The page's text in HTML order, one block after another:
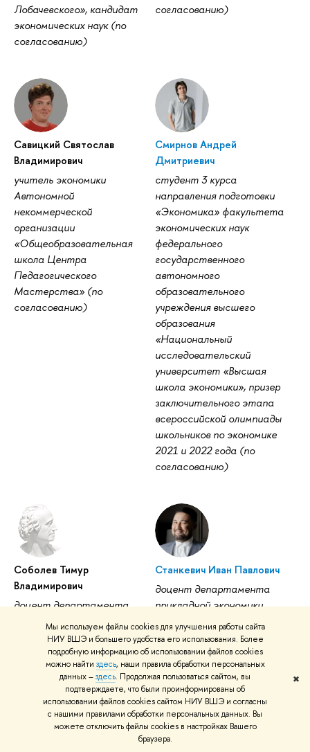
Мы используем файлы cookies для улучшения работы сайта
НИУ ВШЭ и большего удобства его использования. Более
подробную информацию об использовании файлов cookies
можно найти здесь, наши правила обработки персональных
данных –здесь. Продолжая пользоваться сайтом, вы
подтверждаете, что были проинформированы об
использовании файлов cookies сайтом НИУ ВШЭ и согласны
с нашими правилами обработки персональных данных. Вы
можете отключить файлы cookies в настройках Вашего
браузера.
✖
Лобачевского», кандидат
экономических наук (по
согласованию)
согласованию)
Савицкий Святослав
Владимирович
учитель экономики
Автономной
некоммерческой
организации
«Общеобразовательная
школа Центра
Педагогического
Мастерства» (по
согласованию)
Смирнов Андрей
Дмитриевич
студент 3 курса
направления подготовки
«Экономика» факультета
экономических наук
федерального
государственного
автономного
образовательного
учреждения высшего
образования
«Национальный
исследовательский
университет «Высшая
школа экономики», призер
заключительного этапа
всероссийской олимпиады
школьников по экономике
2021 и 2022 года (по
согласованию)
Соболев Тимур
Владимирович
доцент департамента
финансов и
математических методов
в экономике
Негосударственного
образовательного
учреждения высшего
образования "Российская
экономическая школа"
Станкевич Иван Павлович
доцент департамента
прикладной экономики
экономических наук
федерального
государственного
автономного
образовательного
учреждения высшего
образования
«Национальный